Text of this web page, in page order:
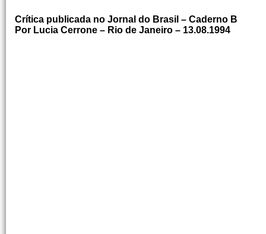
Crítica publicada no Jornal do Brasil – Caderno B
Por Lucia Cerrone – Rio de Janeiro – 13.08.1994